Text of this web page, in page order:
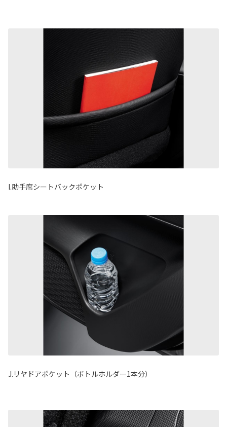
I.助手席シートバックポケット
J.リヤドアポケット（ボトルホルダー1本分）